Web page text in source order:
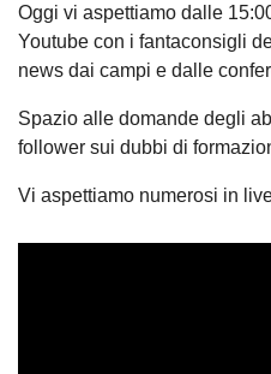
Oggi vi aspettiamo dalle
Youtube con i fantaconsigli
news dai campi e dalle
Spazio alle domande degli
follower sui dubbi di
Vi aspettiamo numerosi in